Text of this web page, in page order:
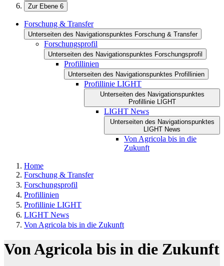
Zur Ebene 6
Forschung & Transfer
Unterseiten des Navigationspunktes Forschung & Transfer
Forschungsprofil
Unterseiten des Navigationspunktes Forschungsprofil
Profillinien
Unterseiten des Navigationspunktes Profillinien
Profillinie LIGHT
Unterseiten des Navigationspunktes
Profillinie LIGHT
LIGHT News
Unterseiten des Navigationspunktes
LIGHT News
Von Agricola bis in die
Zukunft
Home
Forschung & Transfer
Forschungsprofil
Profillinien
Profillinie LIGHT
LIGHT News
Von Agricola bis in die Zukunft
Von Agricola bis in die Zukunft